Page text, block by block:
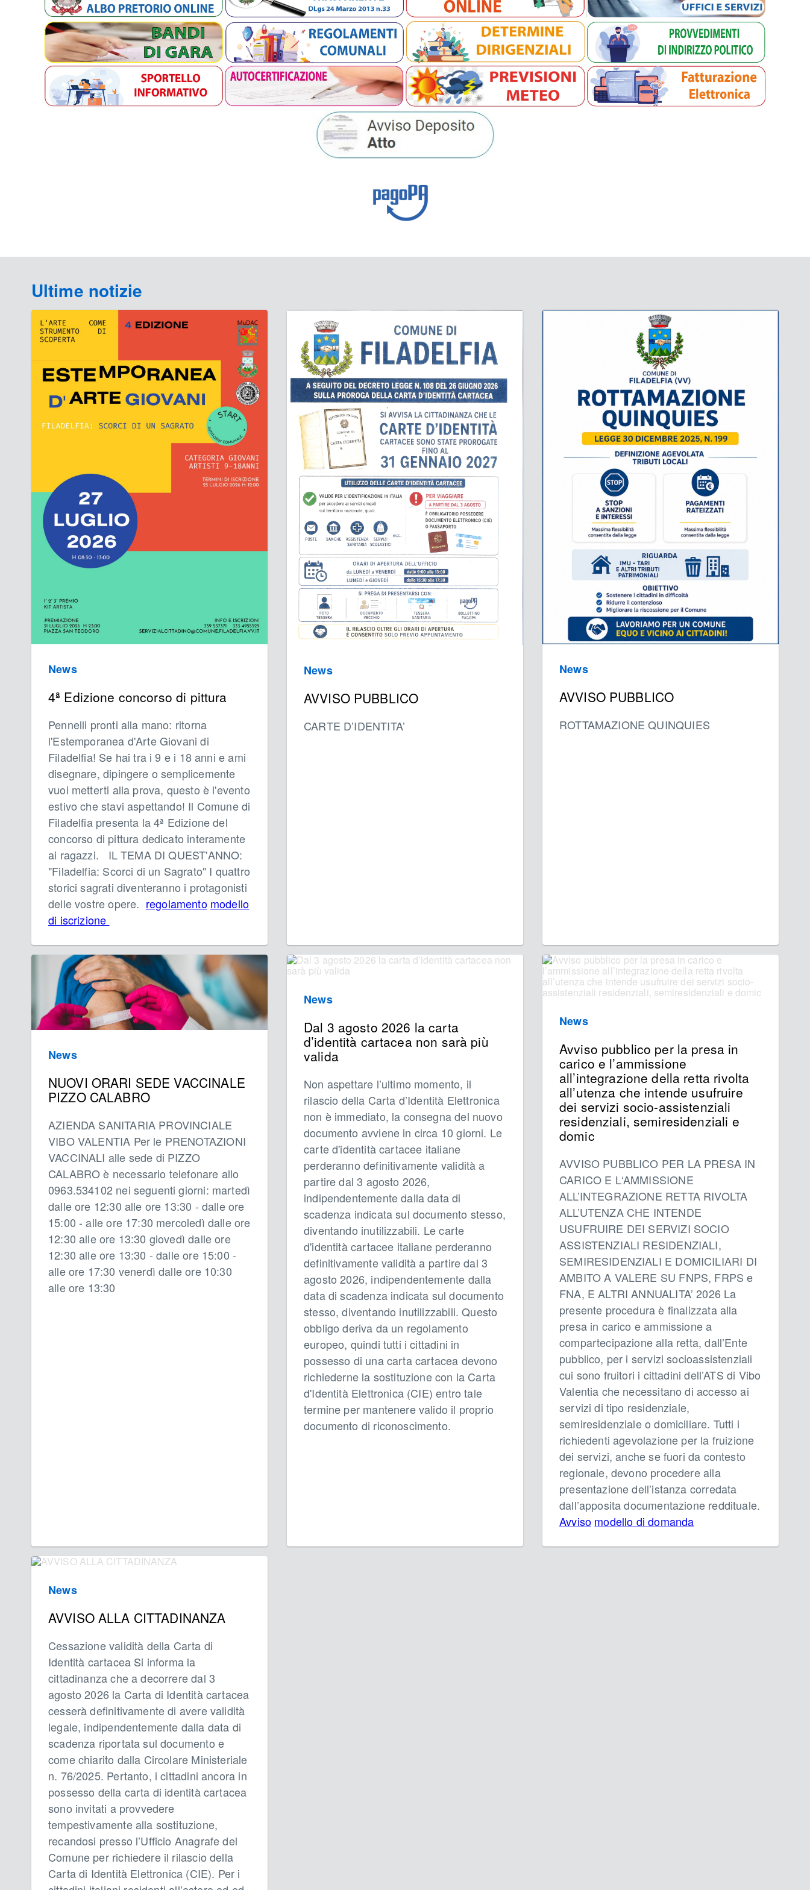
Ultime notizie
News
4ª Edizione concorso di pittura
Pennelli pronti alla mano: ritorna
l'Estemporanea d'Arte Giovani di
Filadelfia! Se hai tra i 9 e i 18 anni e ami
disegnare, dipingere o semplicemente
vuoi metterti alla prova, questo è l'evento
estivo che stavi aspettando! Il Comune di
Filadelfia presenta la 4ª Edizione del
concorso di pittura dedicato interamente
ai ragazzi. IL TEMA DI QUEST'ANNO:
"Filadelfia: Scorci di un Sagrato" I quattro
storici sagrati diventeranno i protagonisti
delle vostre opere. regolamento modello
di iscrizione
News
AVVISO PUBBLICO
CARTE D’IDENTITA’
News
AVVISO PUBBLICO
ROTTAMAZIONE QUINQUIES
News
NUOVI ORARI SEDE VACCINALE
PIZZO CALABRO
AZIENDA SANITARIA PROVINCIALE
VIBO VALENTIA Per le PRENOTAZIONI
VACCINALI alle sede di PIZZO
CALABRO è necessario telefonare allo
0963.534102 nei seguenti giorni: martedì
dalle ore 12:30 alle ore 13:30 - dalle ore
15:00 - alle ore 17:30 mercoledì dalle ore
12:30 alle ore 13:30 giovedì dalle ore
12:30 alle ore 13:30 - dalle ore 15:00 -
alle ore 17:30 venerdì dalle ore 10:30
alle ore 13:30
News
Dal 3 agosto 2026 la carta
d’identità cartacea non sarà più
valida
Non aspettare l’ultimo momento, il
rilascio della Carta d’Identità Elettronica
non è immediato, la consegna del nuovo
documento avviene in circa 10 giorni. Le
carte d'identità cartacee italiane
perderanno definitivamente validità a
partire dal 3 agosto 2026,
indipendentemente dalla data di
scadenza indicata sul documento stesso,
diventando inutilizzabili. Le carte
d'identità cartacee italiane perderanno
definitivamente validità a partire dal 3
agosto 2026, indipendentemente dalla
data di scadenza indicata sul documento
stesso, diventando inutilizzabili. Questo
obbligo deriva da un regolamento
europeo, quindi tutti i cittadini in
possesso di una carta cartacea devono
richiederne la sostituzione con la Carta
d'Identità Elettronica (CIE) entro tale
termine per mantenere valido il proprio
documento di riconoscimento.
News
Avviso pubblico per la presa in
carico e l’ammissione
all’integrazione della retta rivolta
all’utenza che intende usufruire
dei servizi socio-assistenziali
residenziali, semiresidenziali e
domic
AVVISO PUBBLICO PER LA PRESA IN
CARICO E L‘AMMISSIONE
ALL’INTEGRAZIONE RETTA RIVOLTA
ALL’UTENZA CHE INTENDE
USUFRUIRE DEI SERVIZI SOCIO
ASSISTENZIALI RESIDENZIALI,
SEMIRESIDENZIALI E DOMICILIARI DI
AMBITO A VALERE SU FNPS, FRPS e
FNA, E ALTRI ANNUALITA’ 2026 La
presente procedura è finalizzata alla
presa in carico e ammissione a
compartecipazione alla retta, dall’Ente
pubblico, per i servizi socioassistenziali
cui sono fruitori i cittadini dell’ATS di Vibo
Valentia che necessitano di accesso ai
servizi di tipo residenziale,
semiresidenziale o domiciliare. Tutti i
richiedenti agevolazione per la fruizione
dei servizi, anche se fuori da contesto
regionale, devono procedere alla
presentazione dell’istanza corredata
dall’apposita documentazione reddituale.
Avviso modello di domanda
News
AVVISO ALLA CITTADINANZA
Cessazione validità della Carta di
Identità cartacea Si informa la
cittadinanza che a decorrere dal 3
agosto 2026 la Carta di Identità cartacea
cesserà definitivamente di avere validità
legale, indipendentemente dalla data di
scadenza riportata sul documento e
come chiarito dalla Circolare Ministeriale
n. 76/2025. Pertanto, i cittadini ancora in
possesso della carta di identità cartacea
sono invitati a provvedere
tempestivamente alla sostituzione,
recandosi presso l’Ufficio Anagrafe del
Comune per richiedere il rilascio della
Carta di Identità Elettronica (CIE). Per i